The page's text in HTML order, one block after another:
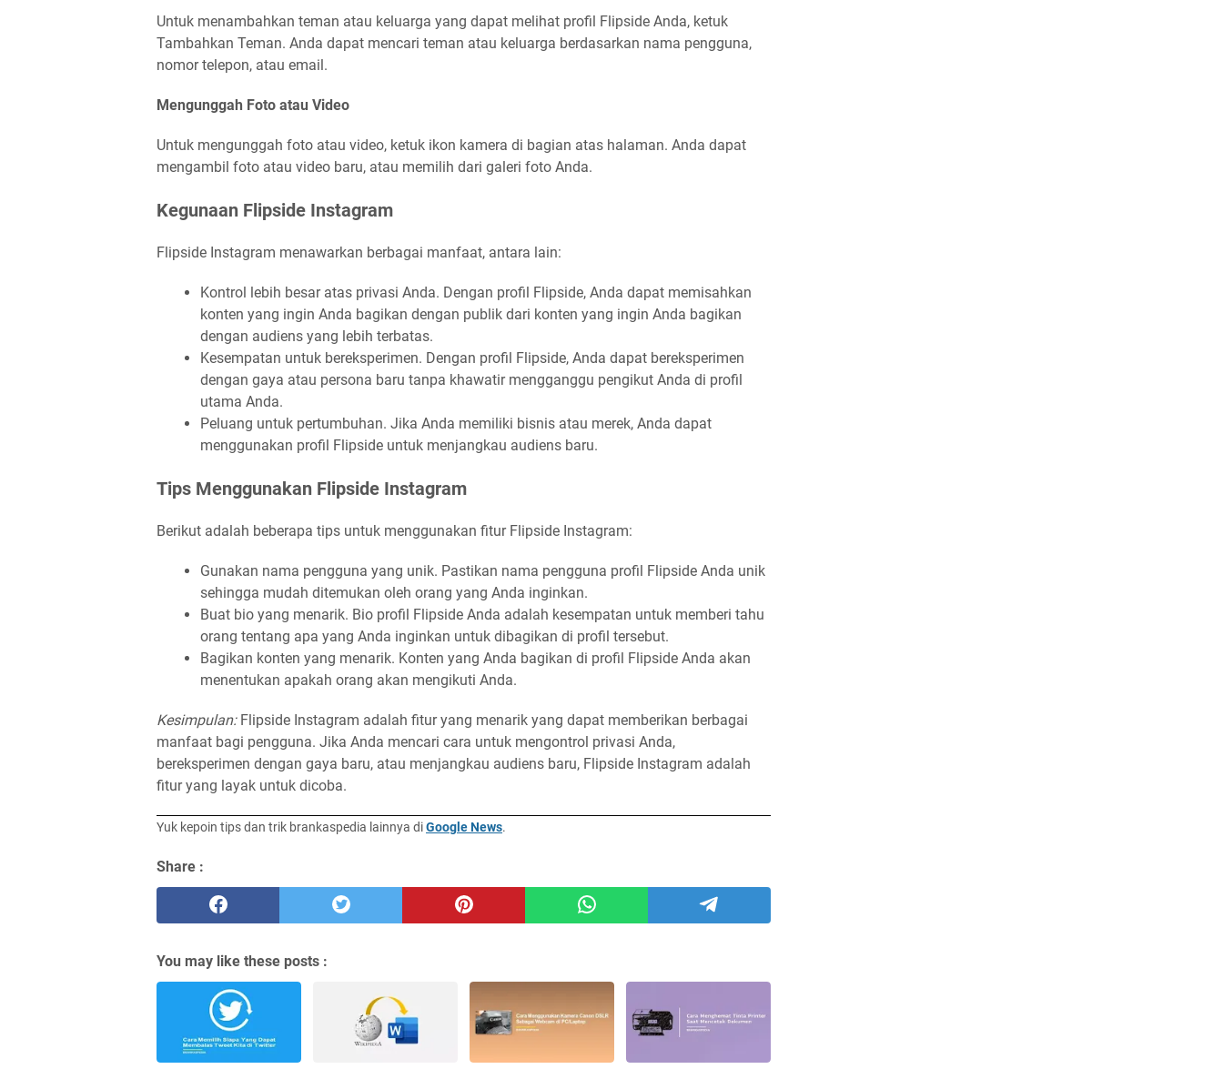
Untuk menambahkan teman atau keluarga yang dapat melihat profil Flipside Anda, ketuk
Tambahkan Teman. Anda dapat mencari teman atau keluarga berdasarkan nama pengguna,
nomor telepon, atau email.
Mengunggah Foto atau Video
Untuk mengunggah foto atau video, ketuk ikon kamera di bagian atas halaman. Anda dapat
mengambil foto atau video baru, atau memilih dari galeri foto Anda.
Kegunaan Flipside Instagram
Flipside Instagram menawarkan berbagai manfaat, antara lain:
Kontrol lebih besar atas privasi Anda. Dengan profil Flipside, Anda dapat memisahkan
konten yang ingin Anda bagikan dengan publik dari konten yang ingin Anda bagikan
dengan audiens yang lebih terbatas.
Kesempatan untuk bereksperimen. Dengan profil Flipside, Anda dapat bereksperimen
dengan gaya atau persona baru tanpa khawatir mengganggu pengikut Anda di profil
utama Anda.
Peluang untuk pertumbuhan. Jika Anda memiliki bisnis atau merek, Anda dapat
menggunakan profil Flipside untuk menjangkau audiens baru.
Tips Menggunakan Flipside Instagram
Berikut adalah beberapa tips untuk menggunakan fitur Flipside Instagram:
Gunakan nama pengguna yang unik. Pastikan nama pengguna profil Flipside Anda unik
sehingga mudah ditemukan oleh orang yang Anda inginkan.
Buat bio yang menarik. Bio profil Flipside Anda adalah kesempatan untuk memberi tahu
orang tentang apa yang Anda inginkan untuk dibagikan di profil tersebut.
Bagikan konten yang menarik. Konten yang Anda bagikan di profil Flipside Anda akan
menentukan apakah orang akan mengikuti Anda.
Kesimpulan:Flipside Instagram adalah fitur yang menarik yang dapat memberikan berbagai
manfaat bagi pengguna. Jika Anda mencari cara untuk mengontrol privasi Anda,
bereksperimen dengan gaya baru, atau menjangkau audiens baru, Flipside Instagram adalah
fitur yang layak untuk dicoba.
Yuk kepoin tips dan trik brankaspedia lainnya diGoogle News.
Share :
You may like these posts :